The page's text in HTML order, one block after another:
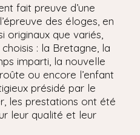
fait preuve d’une
des éloges, en
originaux que variés,
: la Bretagne, la
imparti, la nouvelle
ou encore l’enfant
présidé par le
les prestations ont été
leur qualité et leur